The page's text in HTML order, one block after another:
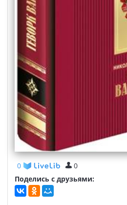
0
0
Поделись с друзьями: